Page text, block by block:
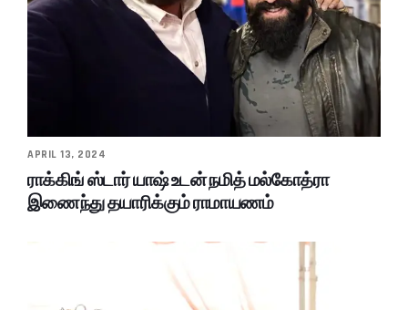
APRIL 13, 2024
ராக்கிங் ஸ்டார் யாஷ் உடன் நமித் மல்கோத்ரா
இணைந்து தயாரிக்கும் ராமாயணம்